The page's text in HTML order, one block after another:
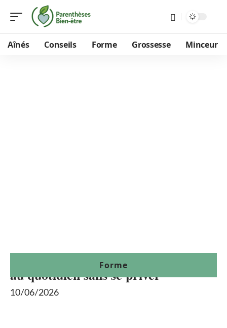
Aînés Conseils Forme Grossesse Minceur
Forme
Allergie aux oignons : que manger
au quotidien sans se priver
10/06/2026